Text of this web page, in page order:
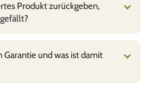
Produkt zurückgeben,
Garantie und was ist damit